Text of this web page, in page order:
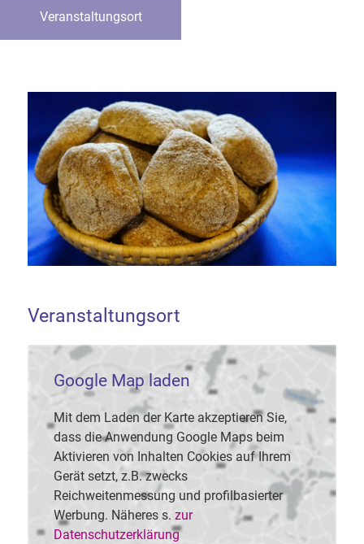
Veranstaltungsort
Veranstaltungsort
Google Map laden
Mit dem Laden der Karte akzeptieren Sie,
dass die Anwendung Google Maps beim
Aktivieren von Inhalten Cookies auf Ihrem
Gerät setzt, z.B. zwecks
Reichweitenmessung und profilbasierter
Werbung. Näheres s. zur
Datenschutzerklärung